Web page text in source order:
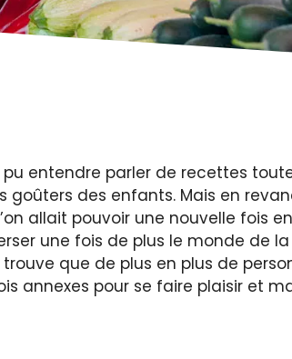
entendre parler de recettes
des enfants. Mais en
allait pouvoir une nouvelle fois
une fois de plus le monde de
que de plus en plus de
annexes pour se faire plaisir et